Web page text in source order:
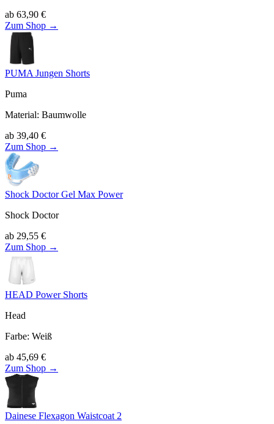
ab 63,90 €
Zum Shop →
PUMA Jungen Shorts
Puma
Material: Baumwolle
ab 39,40 €
Zum Shop →
Shock Doctor Gel Max Power
Shock Doctor
ab 29,55 €
Zum Shop →
HEAD Power Shorts
Head
Farbe: Weiß
ab 45,69 €
Zum Shop →
Dainese Flexagon Waistcoat 2